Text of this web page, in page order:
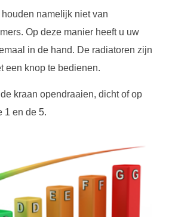
namelijk niet van
Op deze manier heeft u uw
in de hand. De radiatoren zijn
een knop te bedienen.
kraan opendraaien, dicht of op
1 en de 5.